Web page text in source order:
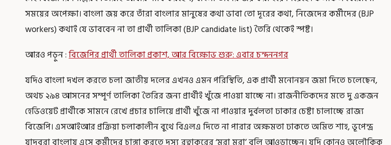
সময়ের অপেক্ষা। বাংলা জয় করে তাঁরা বাংলার মানুষের কথা ভাবা তো দূরের কথা, নিজেদের কর্মীদের (BJP
workers) কথাই যে ভাববেন না তা প্রার্থী তালিকা (BJP candidate list) তৈরি থেকেই স্পষ্ট।
আরও পড়ুন :বিজেপির প্রার্থী তালিকা প্রকাশ, আর বিক্ষোভ শুরু: এবার চন্দননগর
যদিও বাংলা দখল করতে চলা জাতীয় দলের এখনও এমন পরিস্থিতি, এক প্রার্থী মনোনয়ন জমা দিতে চলেছেন,
অথচ ২৯৪ আসনের সম্পূর্ণ তালিকা তৈরির জন্য প্রার্থীই খুঁজে পাওয়া যাচ্ছে না। রাজনীতিকদের মতে দু একজন
হেভিওয়েট প্রার্থীকে সামনে রেখে প্রচার চালিয়ে প্রার্থী খুঁজে না পাওয়ার দুর্বলতা ঢাকার চেষ্টা চালাচ্ছে রাজ্য
বিজেপি। এসআইআর প্রক্রিয়া চলাকালীন বুথে বিএলএ দিতে না পারার অক্ষমতা ঢাকতে অমিত শাহ, ভূপেন্দ্র